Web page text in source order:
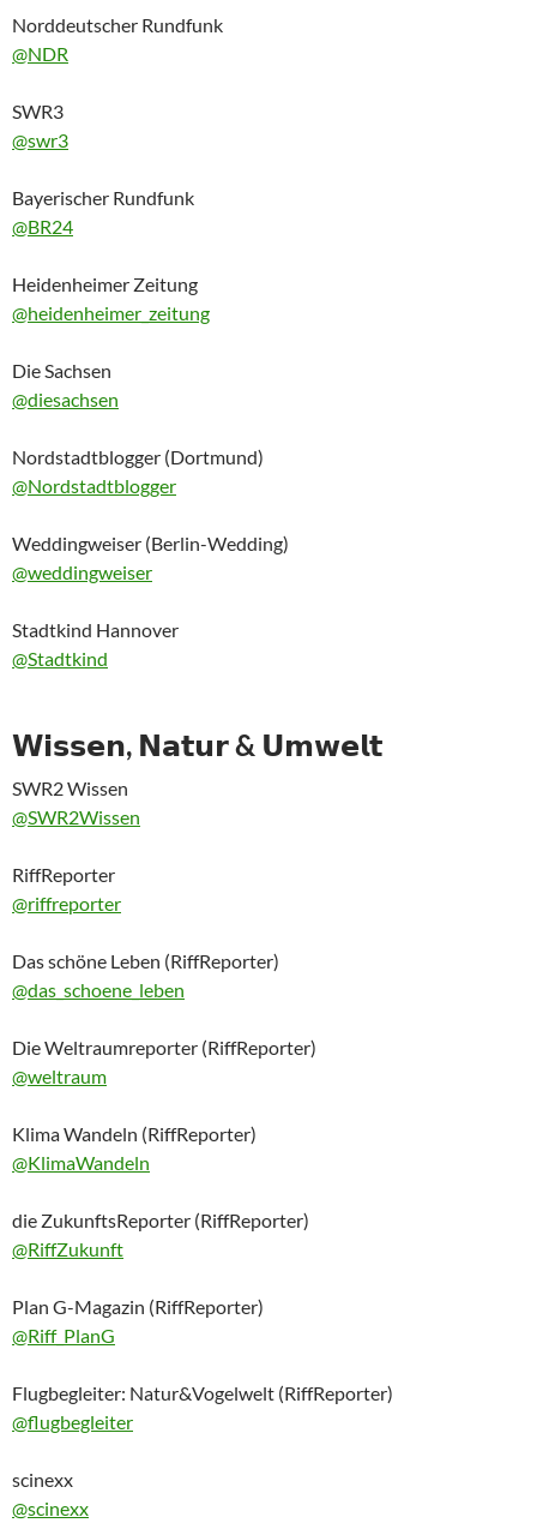
Norddeutscher Rundfunk
@NDR
SWR3
@swr3
Bayerischer Rundfunk
@BR24
Heidenheimer Zeitung
@heidenheimer_zeitung
Die Sachsen
@diesachsen
Nordstadtblogger (Dortmund)
@Nordstadtblogger
Weddingweiser (Berlin-Wedding)
@weddingweiser
Stadtkind Hannover
@Stadtkind
𝗪𝗶𝘀𝘀𝗲𝗻, 𝗡𝗮𝘁𝘂𝗿 & 𝗨𝗺𝘄𝗲𝗹𝘁
SWR2 Wissen
@SWR2Wissen
RiffReporter
@riffreporter
Das schöne Leben (RiffReporter)
@das_schoene_leben
Die Weltraumreporter (RiffReporter)
@weltraum
Klima Wandeln (RiffReporter)
@KlimaWandeln
die ZukunftsReporter (RiffReporter)
@RiffZukunft
Plan G-Magazin (RiffReporter)
@Riff_PlanG
Flugbegleiter: Natur&Vogelwelt (RiffReporter)
@flugbegleiter
scinexx
@scinexx